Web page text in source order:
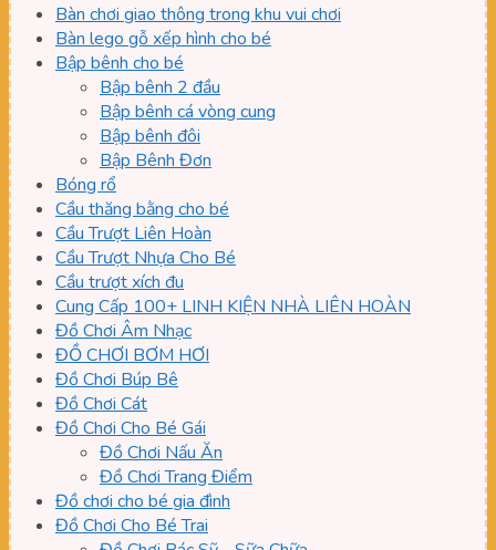
Bàn chơi giao thông trong khu vui chơi
Bàn lego gỗ xếp hình cho bé
Bập bênh cho bé
Bập bênh 2 đầu
Bập bênh cá vòng cung
Bập bênh đôi
Bập Bênh Đơn
Bóng rổ
Cầu thăng bằng cho bé
Cầu Trượt Liên Hoàn
Cầu Trượt Nhựa Cho Bé
Cầu trượt xích đu
Cung Cấp 100+ LINH KIỆN NHÀ LIÊN HOÀN
Đồ Chơi Âm Nhạc
ĐỒ CHƠI BƠM HƠI
Đồ Chơi Búp Bê
Đồ Chơi Cát
Đồ Chơi Cho Bé Gái
Đồ Chơi Nấu Ăn
Đồ Chơi Trang Điểm
Đồ chơi cho bé gia đình
Đồ Chơi Cho Bé Trai